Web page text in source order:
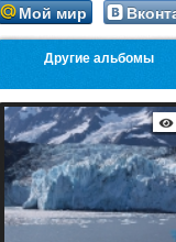
Мой мир
Другие альбомы